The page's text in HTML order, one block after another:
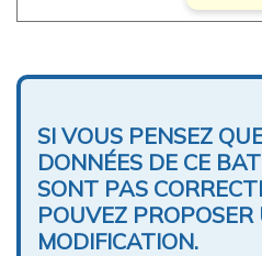
SI VOUS PENSEZ
DONNÉES DE CE
SONT PAS
POUVEZ PROPOSER
MODIFICATION.